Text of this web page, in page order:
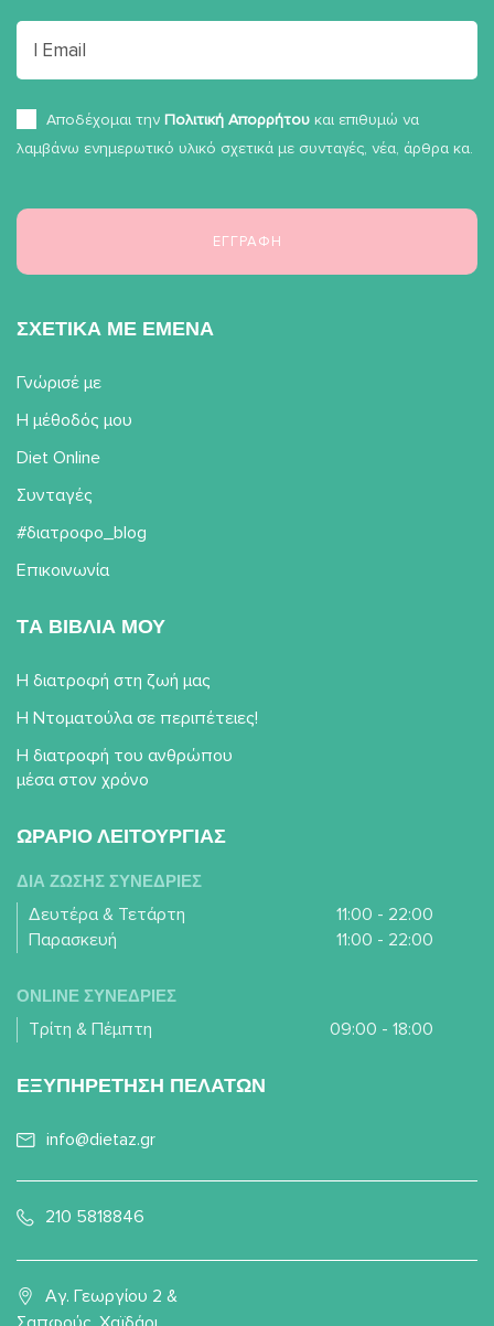
Αποδέχομαι την Πολιτική Απορρήτου και επιθυμώ να
λαμβάνω ενημερωτικό υλικό σχετικά με συνταγές, νέα, άρθρα κα.
ΣΧΕΤΙΚΑ ΜΕ ΕΜΕΝΑ
Γνώρισέ με
Η μέθοδός μου
Diet Online
Συνταγές
#διατροφο_blog
Επικοινωνία
TΑ ΒΙΒΛΙΑ ΜΟΥ
Η διατροφή στη ζωή μας
Η Ντοματούλα σε περιπέτειες!
Η διατροφή του ανθρώπου
μέσα στον χρόνο
ΩΡΑΡΙΟ ΛΕΙΤΟΥΡΓΙΑΣ
ΔΙΑ ΖΩΣΗΣ ΣΥΝΕΔΡΙΕΣ
Δευτέρα & Τετάρτη
11:00 - 22:00
Παρασκευή
11:00 - 22:00
ONLINE ΣΥΝΕΔΡΙΕΣ
Τρίτη & Πέμπτη 09:00 - 18:00
ΕΞΥΠΗΡΕΤΗΣΗ ΠΕΛΑΤΩΝ
info@dietaz.gr
210 5818846
Αγ. Γεωργίου 2 &